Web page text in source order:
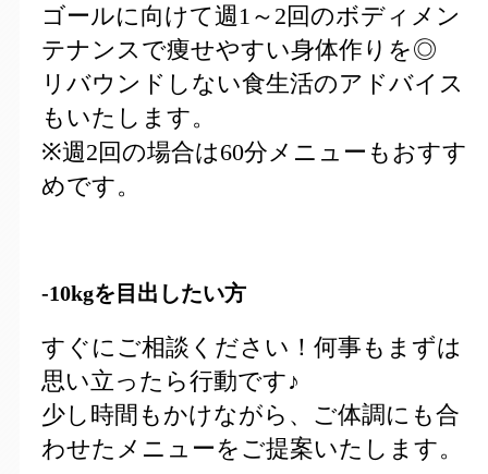
ゴールに向けて週1～2回のボディメン
テナンスで痩せやすい身体作りを◎
リバウンドしない食生活のアドバイス
もいたします。
※週2回の場合は60分メニューもおすす
めです。
-10kgを目出したい方
すぐにご相談ください！何事もまずは
思い立ったら行動です♪
少し時間もかけながら、ご体調にも合
わせたメニューをご提案いたします。